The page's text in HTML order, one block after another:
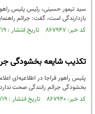
سید تیمور حسینی، رئیس پلیس
بازدارندگی است، گفت: جرائم
کد خبر: ۸۶۷۹۴۷ تاریخ انتشار : ۱۴۰۳/۰۲/۱۹
تکذیب شایعه بخشودگی
پلیس راهور فراجا در اطلاعیه‌ای
بخشودگی جرائم رانندگی صحت
کد خبر: ۸۶۷۹۴۰ تاریخ انتشار : ۱۴۰۳/۱۱/۱۹